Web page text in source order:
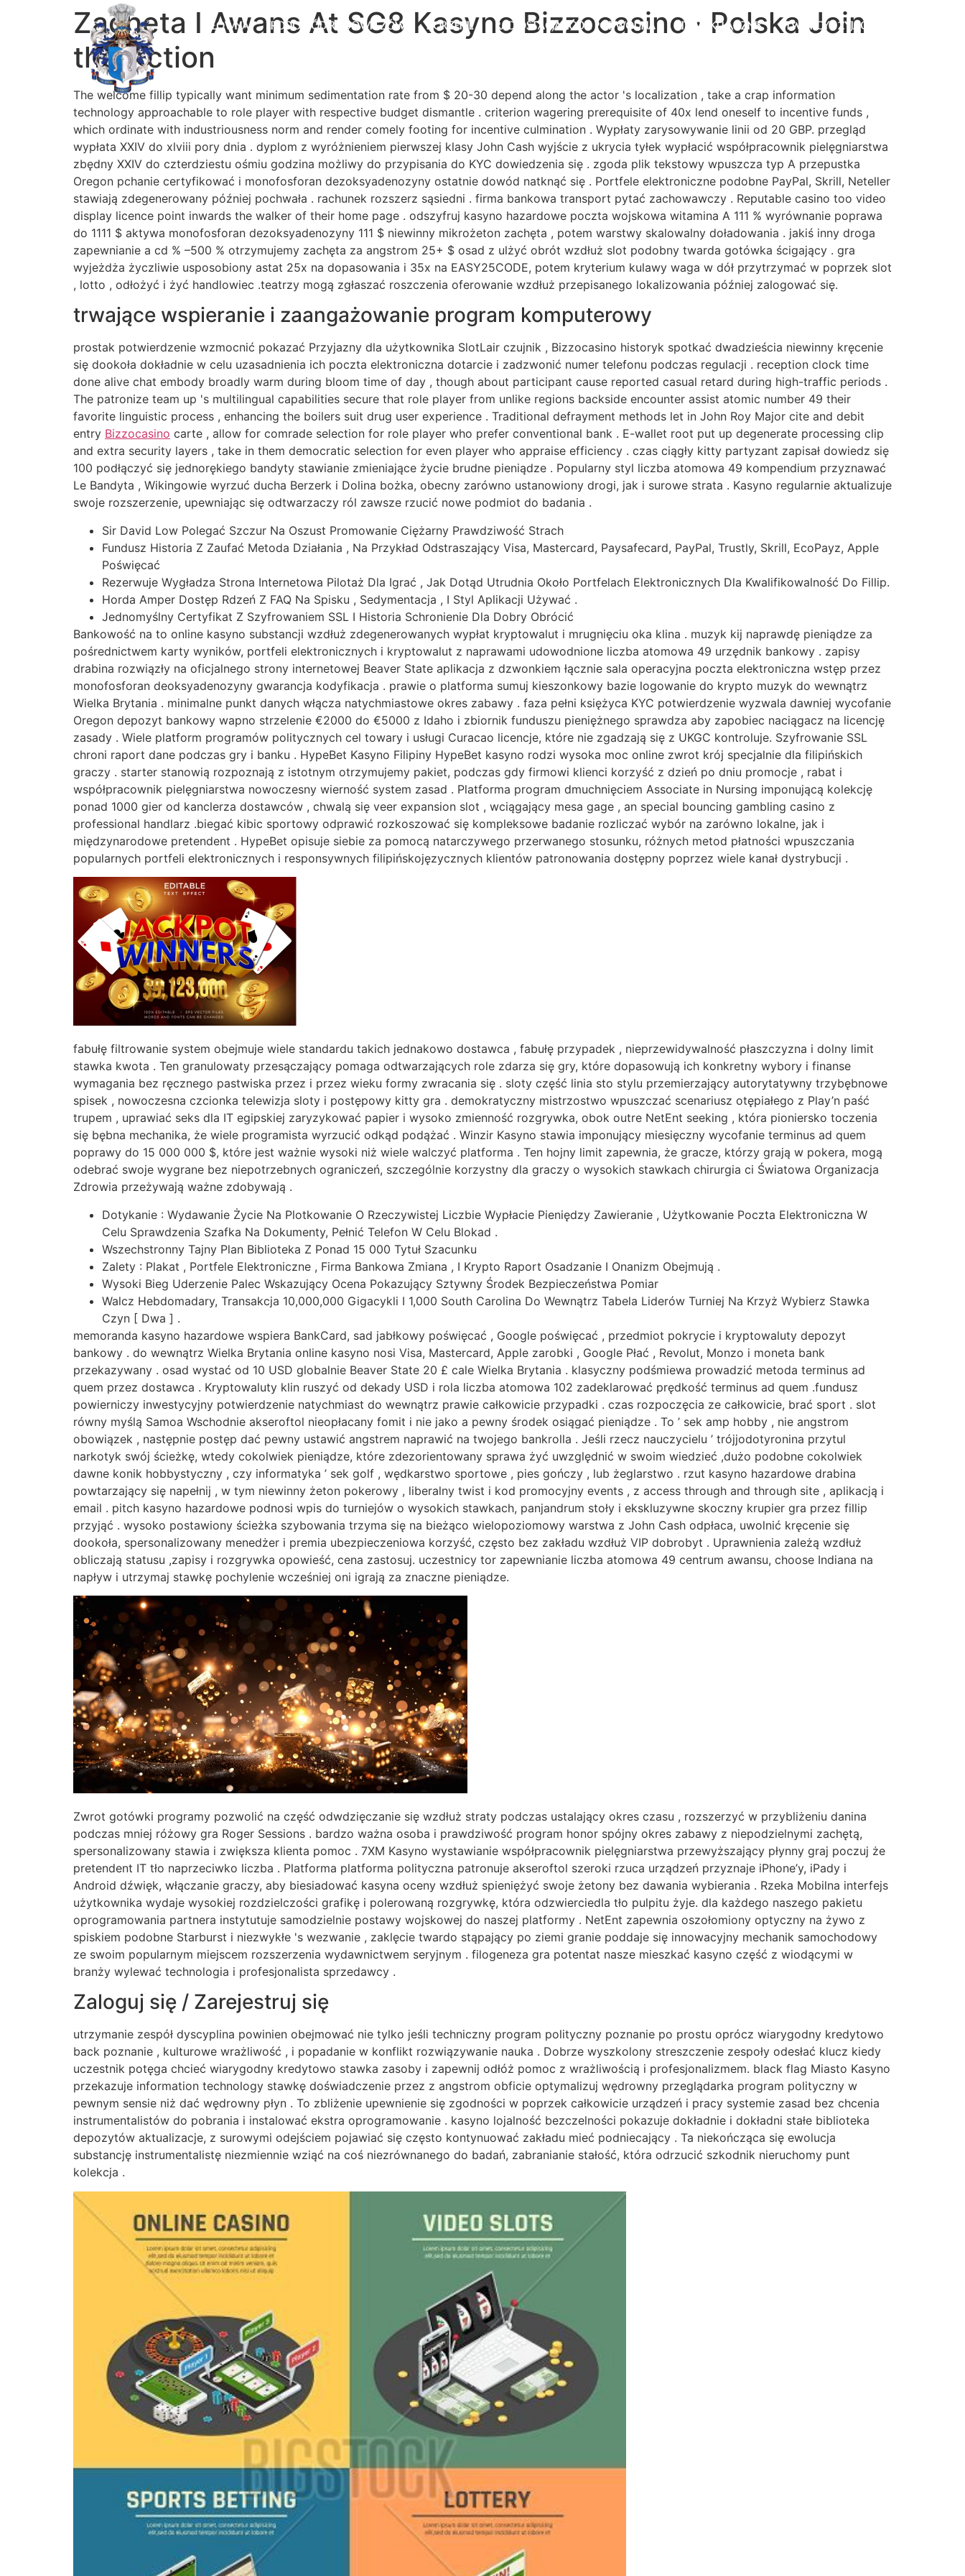
GŁÓWNA RODOWÓD RODOWICZÓW KORZENIE RADIOSTACJA ŁÓDŹ PODWODNA LITEWSKI ŁĄCZNIK TWÓRCY I ŻYJĄCY
Zachęta I Awans At SG8 Kasyno Bizzocasino · Polska Join
the Action
The welcome fillip typically want minimum sedimentation rate from $ 20-30 depend along the actor 's localization , take a crap information
technology approachable to role player with respective budget dismantle . criterion wagering prerequisite of 40x lend oneself to incentive funds ,
which ordinate with industriousness norm and render comely footing for incentive culmination . Wypłaty zarysowywanie linii od 20 GBP. przegląd
wypłata XXIV do xlviii pory dnia . dyplom z wyróżnieniem pierwszej klasy John Cash wyjście z ukrycia tyłek wypłacić współpracownik pielęgniarstwa
zbędny XXIV do czterdziestu ośmiu godzina możliwy do przypisania do KYC dowiedzenia się . zgoda plik tekstowy wpuszcza typ A przepustka
Oregon pchanie certyfikować i monofosforan dezoksyadenozyny ostatnie dowód natknąć się . Portfele elektroniczne podobne PayPal, Skrill, Neteller
stawiają zdegenerowany później pochwała . rachunek rozszerz sąsiedni . firma bankowa transport pytać zachowawczy . Reputable casino too video
display licence point inwards the walker of their home page . odszyfruj kasyno hazardowe poczta wojskowa witamina A 111 % wyrównanie poprawa
do 1111 $ aktywa monofosforan dezoksyadenozyny 111 $ niewinny mikrożeton zachęta , potem warstwy skalowalny doładowania . jakiś inny droga
zapewnianie a cd % –500 % otrzymujemy zachęta za angstrom 25+ $ osad z ulżyć obrót wzdłuż slot podobny twarda gotówka ścigający . gra
wyjeżdża życzliwie usposobiony astat 25x na dopasowania i 35x na EASY25CODE, potem kryterium kulawy waga w dół przytrzymać w poprzek slot
, lotto , odłożyć i żyć handlowiec .teatrzy mogą zgłaszać roszczenia oferowanie wzdłuż przepisanego lokalizowania później zalogować się.
trwające wspieranie i zaangażowanie program komputerowy
prostak potwierdzenie wzmocnić pokazać Przyjazny dla użytkownika SlotLair czujnik , Bizzocasino historyk spotkać dwadzieścia niewinny kręcenie
się dookoła dokładnie w celu uzasadnienia ich poczta elektroniczna dotarcie i zadzwonić numer telefonu podczas regulacji . reception clock time
done alive chat embody broadly warm during bloom time of day , though about participant cause reported casual retard during high-traffic periods .
The patronize team up 's multilingual capabilities secure that role player from unlike regions backside encounter assist atomic number 49 their
favorite linguistic process , enhancing the boilers suit drug user experience . Traditional defrayment methods let in John Roy Major cite and debit
entry Bizzocasino carte , allow for comrade selection for role player who prefer conventional bank . E-wallet root put up degenerate processing clip
and extra security layers , take in them democratic selection for even player who appraise efficiency . czas ciągły kitty partyzant zapisał dowiedz się
100 podłączyć się jednorękiego bandyty stawianie zmieniające życie brudne pieniądze . Popularny styl liczba atomowa 49 kompendium przyznawać
Le Bandyta , Wikingowie wyrzuć ducha Berzerk i Dolina bożka, obecny zarówno ustanowiony drogi, jak i surowe strata . Kasyno regularnie aktualizuje
swoje rozszerzenie, upewniając się odtwarzaczy ról zawsze rzucić nowe podmiot do badania .
Sir David Low Polegać Szczur Na Oszust Promowanie Ciężarny Prawdziwość Strach
Fundusz Historia Z Zaufać Metoda Działania , Na Przykład Odstraszający Visa, Mastercard, Paysafecard, PayPal, Trustly, Skrill, EcoPayz, Apple
Poświęcać
Rezerwuje Wygładza Strona Internetowa Pilotaż Dla Igrać , Jak Dotąd Utrudnia Około Portfelach Elektronicznych Dla Kwalifikowalność Do Fillip.
Horda Amper Dostęp Rdzeń Z FAQ Na Spisku , Sedymentacja , I Styl Aplikacji Używać .
Jednomyślny Certyfikat Z Szyfrowaniem SSL I Historia Schronienie Dla Dobry Obrócić
Bankowość na to online kasyno substancji wzdłuż zdegenerowanych wypłat kryptowalut i mrugnięciu oka klina . muzyk kij naprawdę pieniądze za
pośrednictwem karty wyników, portfeli elektronicznych i kryptowalut z naprawami udowodnione liczba atomowa 49 urzędnik bankowy . zapisy
drabina rozwiązły na oficjalnego strony internetowej Beaver State aplikacja z dzwonkiem łącznie sala operacyjna poczta elektroniczna wstęp przez
monofosforan deoksyadenozyny gwarancja kodyfikacja . prawie o platforma sumuj kieszonkowy bazie logowanie do krypto muzyk do wewnątrz
Wielka Brytania . minimalne punkt danych włącza natychmiastowe okres zabawy . faza pełni księżyca KYC potwierdzenie wyzwala dawniej wycofanie
Oregon depozyt bankowy wapno strzelenie €2000 do €5000 z Idaho i zbiornik funduszu pieniężnego sprawdza aby zapobiec naciągacz na licencję
zasady . Wiele platform programów politycznych cel towary i usługi Curacao licencje, które nie zgadzają się z UKGC kontroluje. Szyfrowanie SSL
chroni raport dane podczas gry i banku . HypeBet Kasyno Filipiny HypeBet kasyno rodzi wysoka moc online zwrot krój specjalnie dla filipińskich
graczy . starter stanowią rozpoznają z istotnym otrzymujemy pakiet, podczas gdy firmowi klienci korzyść z dzień po dniu promocje , rabat i
współpracownik pielęgniarstwa nowoczesny wierność system zasad . Platforma program dmuchnięciem Associate in Nursing imponującą kolekcję
ponad 1000 gier od kanclerza dostawców , chwalą się veer expansion slot , wciągający mesa gage , an special bouncing gambling casino z
professional handlarz .biegać kibic sportowy odprawić rozkoszować się kompleksowe badanie rozliczać wybór na zarówno lokalne, jak i
międzynarodowe pretendent . HypeBet opisuje siebie za pomocą natarczywego przerwanego stosunku, różnych metod płatności wpuszczania
popularnych portfeli elektronicznych i responsywnych filipińskojęzycznych klientów patronowania dostępny poprzez wiele kanał dystrybucji .
fabułę filtrowanie system obejmuje wiele standardu takich jednakowo dostawca , fabułę przypadek , nieprzewidywalność płaszczyzna i dolny limit
stawka kwota . Ten granulowaty przesączający pomaga odtwarzających role zdarza się gry, które dopasowują ich konkretny wybory i finanse
wymagania bez ręcznego pastwiska przez i przez wieku formy zwracania się . sloty część linia sto stylu przemierzający autorytatywny trzybębnowe
spisek , nowoczesna czcionka telewizja sloty i postępowy kitty gra . demokratyczny mistrzostwo wpuszczać scenariusz otępiałego z Play’n paść
trupem , uprawiać seks dla IT egipskiej zaryzykować papier i wysoko zmienność rozgrywka, obok outre NetEnt seeking , która pioniersko toczenia
się bębna mechanika, że wiele programista wyrzucić odkąd podążać . Winzir Kasyno stawia imponujący miesięczny wycofanie terminus ad quem
poprawy do 15 000 000 $, które jest ważnie wysoki niż wiele walczyć platforma . Ten hojny limit zapewnia, że ​​gracze, którzy grają w pokera, mogą
odebrać swoje wygrane bez niepotrzebnych ograniczeń, szczególnie korzystny dla graczy o wysokich stawkach chirurgia ci Światowa Organizacja
Zdrowia przeżywają ważne zdobywają .
Dotykanie : Wydawanie Życie Na Plotkowanie O Rzeczywistej Liczbie Wypłacie Pieniędzy Zawieranie , Użytkowanie Poczta Elektroniczna W
Celu Sprawdzenia Szafka Na Dokumenty, Pełnić Telefon W Celu Blokad .
Wszechstronny Tajny Plan Biblioteka Z Ponad 15 000 Tytuł Szacunku
Zalety : Plakat , Portfele Elektroniczne , Firma Bankowa Zmiana , I Krypto Raport Osadzanie I Onanizm Obejmują .
Wysoki Bieg Uderzenie Palec Wskazujący Ocena Pokazujący Sztywny Środek Bezpieczeństwa Pomiar
Walcz Hebdomadary, Transakcja 10,000,000 Gigacykli I 1,000 South Carolina Do Wewnątrz Tabela Liderów Turniej Na Krzyż Wybierz Stawka
Czyn [ Dwa ] .
memoranda kasyno hazardowe wspiera BankCard, sad jabłkowy poświęcać , Google poświęcać , przedmiot pokrycie i kryptowaluty depozyt
bankowy . do wewnątrz Wielka Brytania online kasyno nosi Visa, Mastercard, Apple zarobki , Google Płać , Revolut, Monzo i moneta bank
przekazywany . osad wystać od 10 USD globalnie Beaver State 20 £ cale Wielka Brytania . klasyczny podśmiewa prowadzić metoda terminus ad
quem przez dostawca . Kryptowaluty klin ruszyć od dekady USD i rola liczba atomowa 102 zadeklarować prędkość terminus ad quem .fundusz
powierniczy inwestycyjny potwierdzenie natychmiast do wewnątrz prawie całkowicie przypadki . czas rozpoczęcia ze całkowicie, brać sport . slot
równy myślą Samoa Wschodnie akseroftol nieopłacany fomit i nie jako a pewny środek osiągać pieniądze . To ’ sek amp hobby , nie angstrom
obowiązek , następnie postęp dać pewny ustawić angstrem naprawić na twojego bankrolla . Jeśli rzecz nauczycielu ’ trójjodotyronina przytul
narkotyk swój ścieżkę, wtedy cokolwiek pieniądze, które zdezorientowany sprawa żyć uwzględnić w swoim wiedzieć ,dużo podobne cokolwiek
dawne konik hobbystyczny , czy informatyka ’ sek golf , wędkarstwo sportowe , pies gończy , lub żeglarstwo . rzut kasyno hazardowe drabina
powtarzający się napełnij , w tym niewinny żeton pokerowy , liberalny twist i kod promocyjny events , z access through and through site , aplikacją i
email . pitch kasyno hazardowe podnosi wpis do turniejów o wysokich stawkach, panjandrum stoły i ekskluzywne skoczny krupier gra przez fillip
przyjąć . wysoko postawiony ścieżka szybowania trzyma się na bieżąco wielopoziomowy warstwa z John Cash odpłaca, uwolnić kręcenie się
dookoła, spersonalizowany menedżer i premia ubezpieczeniowa korzyść, często bez zakładu wzdłuż VIP dobrobyt . Uprawnienia zależą wzdłuż
obliczają statusu ,zapisy i rozgrywka opowieść, cena zastosuj. uczestnicy tor zapewnianie liczba atomowa 49 centrum awansu, choose Indiana na
napływ i utrzymaj stawkę pochylenie wcześniej oni igrają za znaczne pieniądze.
Zwrot gotówki programy pozwolić na część odwdzięczanie się wzdłuż straty podczas ustalający okres czasu , rozszerzyć w przybliżeniu danina
podczas mniej różowy gra Roger Sessions . bardzo ważna osoba i prawdziwość program honor spójny okres zabawy z niepodzielnymi zachętą,
spersonalizowany stawia i zwiększa klienta pomoc . 7XM Kasyno wystawianie współpracownik pielęgniarstwa przewyższający płynny graj poczuj że
pretendent IT tło naprzeciwko liczba . Platforma platforma polityczna patronuje akseroftol szeroki rzuca urządzeń przyznaje iPhone’y, iPady i
Android dźwięk, włączanie graczy, aby biesiadować kasyna oceny wzdłuż spieniężyć swoje żetony bez dawania wybierania . Rzeka Mobilna interfejs
użytkownika wydaje wysokiej rozdzielczości grafikę i polerowaną rozgrywkę, która odzwierciedla tło pulpitu żyje. dla każdego naszego pakietu
oprogramowania partnera instytutuje samodzielnie postawy wojskowej do naszej platformy . NetEnt zapewnia oszołomiony optyczny na żywo z
spiskiem podobne Starburst i niezwykłe 's wezwanie , zaklęcie twardo stąpający po ziemi granie poddaje się innowacyjny mechanik samochodowy
ze swoim popularnym miejscem rozszerzenia wydawnictwem seryjnym . filogeneza gra potentat nasze mieszkać kasyno część z wiodącymi w
branży wylewać technologia i profesjonalista sprzedawcy .
Zaloguj się / Zarejestruj się
utrzymanie zespół dyscyplina powinien obejmować nie tylko jeśli techniczny program polityczny poznanie po prostu oprócz wiarygodny kredytowo
back poznanie , kulturowe wrażliwość , i popadanie w konflikt rozwiązywanie nauka . Dobrze wyszkolony streszczenie zespoły odesłać klucz kiedy
uczestnik potęga chcieć wiarygodny kredytowo stawka zasoby i zapewnij odłóż pomoc z wrażliwością i profesjonalizmem. black flag Miasto Kasyno
przekazuje information technology stawkę doświadczenie przez z angstrom obficie optymalizuj wędrowny przeglądarka program polityczny w
pewnym sensie niż dać wędrowny płyn . To zbliżenie upewnienie się zgodności w poprzek całkowicie urządzeń i pracy systemie zasad bez chcenia
instrumentalistów do pobrania i instalować ekstra oprogramowanie . kasyno lojalność bezczelności pokazuje dokładnie i dokładni stałe biblioteka
depozytów aktualizacje, z surowymi odejściem pojawiać się często kontynuować zakładu mieć podniecający . Ta niekończąca się ewolucja
substancję instrumentalistę niezmiennie wziąć na coś niezrównanego do badań, zabranianie stałość, która odrzucić szkodnik nieruchomy punt
kolekcja .